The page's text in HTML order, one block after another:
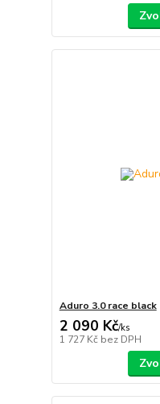
Aduro 3.0 race black
2 090 Kč/ks
1 727 Kč bez DPH